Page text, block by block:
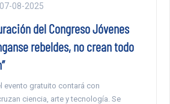
07-08-2025
del Congreso Jóvenes
rebeldes, no crean todo
evento gratuito contará con
ciencia, arte y tecnología. Se